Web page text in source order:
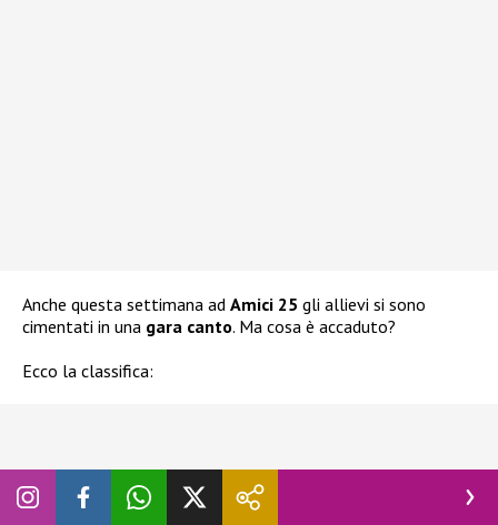
Anche questa settimana ad Amici 25 gli allievi si sono
cimentati in una gara canto. Ma cosa è accaduto?
Ecco la classifica: